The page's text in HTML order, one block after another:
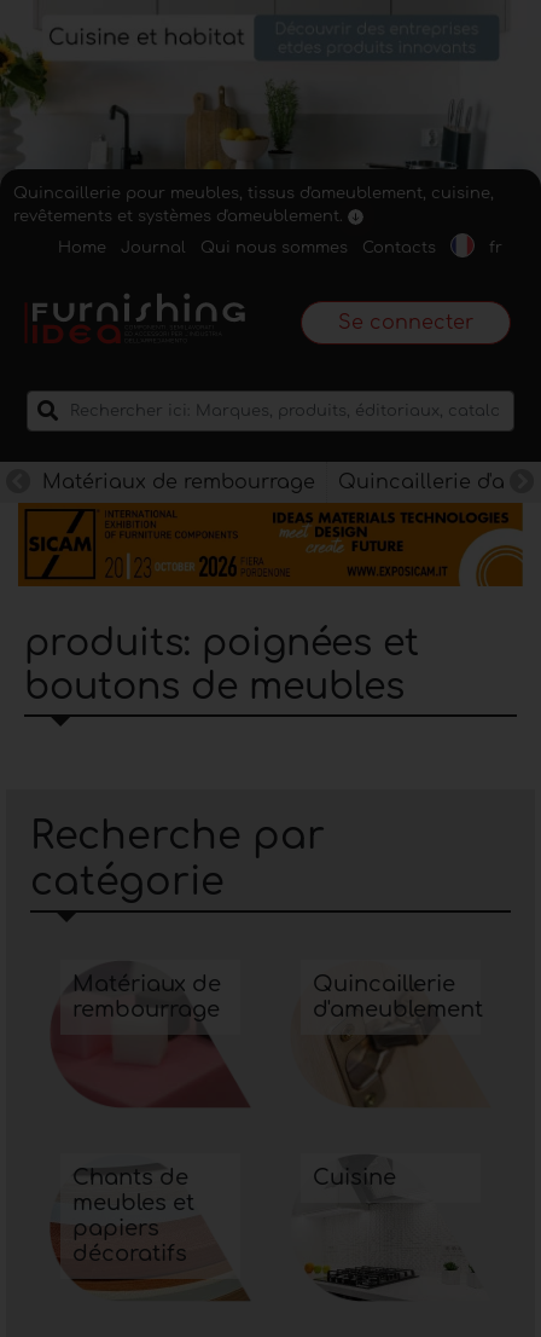
Quincaillerie pour meubles, tissus d'ameublement, cuisine,
revêtements et systèmes d'ameublement.
Home
Journal Qui nous sommes Contacts fr
Se connecter
Matériaux de rembourrage Quincaillerie
produits: poignées et
boutons de meubles
Recherche par
catégorie
Matériaux de
rembourrage
Quincaillerie
d'ameublement
Chants de
meubles et
papiers
décoratifs
Cuisine